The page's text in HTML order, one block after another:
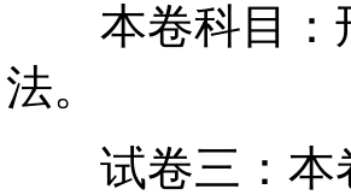
本卷科目：刑
法。
试卷三：本卷